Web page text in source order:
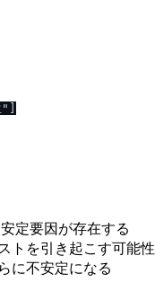
定要因が存在する
トを引き起こす可能
に不安定になる